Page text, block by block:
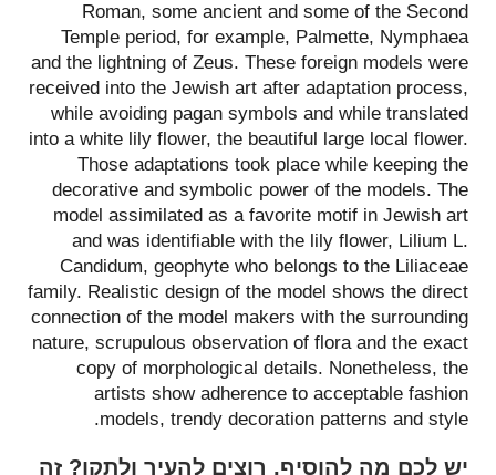
Roman, some ancient and some of the Second
Temple period, for example, Palmette, Nymphaea
and the lightning of Zeus. These foreign models were
received into the Jewish art after adaptation process,
while avoiding pagan symbols and while translated
into a white lily flower, the beautiful large local flower.
Those adaptations took place while keeping the
decorative and symbolic power of the models. The
model assimilated as a favorite motif in Jewish art
and was identifiable with the lily flower, Lilium L.
Candidum, geophyte who belongs to the Liliaceae
family. Realistic design of the model shows the direct
connection of the model makers with the surrounding
nature, scrupulous observation of flora and the exact
copy of morphological details. Nonetheless, the
artists show adherence to acceptable fashion
models, trendy decoration patterns and style.
יש לכם מה להוסיף, רוצים להעיר ולתקן? זה